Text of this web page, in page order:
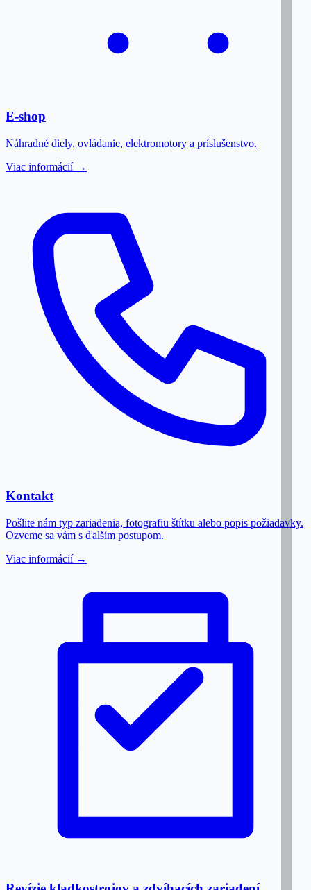
E-shop
Náhradné diely, ovládanie, elektromotory a príslušenstvo.
Viac informácií →
Kontakt
Pošlite nám typ zariadenia, fotografiu štítku alebo popis požiadavky.
Ozveme sa vám s ďalším postupom.
Viac informácií →